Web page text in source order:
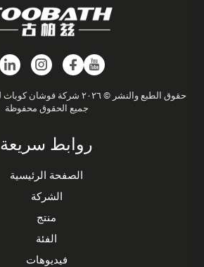
حقوق الطبع والنشر © ٢٠٢٦ شركة فوشان كوباث للأجهزة الصحية المحدودة
جميع الحقوق محفوظة
روابط سريعة
الصفحة الرئيسية
الشركة
منتج
الفئة
فيديوهات